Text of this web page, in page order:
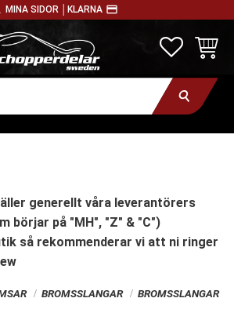
MINA SIDOR │ KLARNA payment
generellt våra leverantörers
börjar på "MH", "Z" & "C")
så rekommenderar vi att ni ringer
BROMSSLANGAR
BROMSSLANGAR